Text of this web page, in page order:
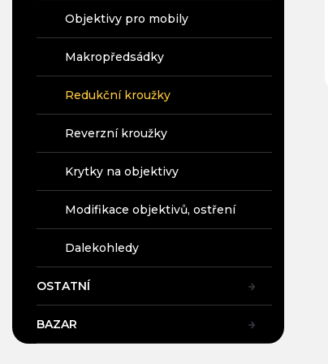
Objektivy pro mobily
Makropředsádky
Redukční kroužky
Reverzní kroužky
Krytky na objektivy
Modifikace objektivů, ostření
Dalekohledy
OSTATNÍ
BAZAR